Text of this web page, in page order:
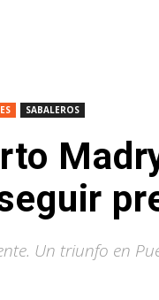
SABALEROS
Un triunfo en